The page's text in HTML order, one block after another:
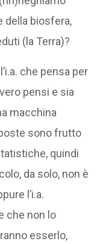
della biosfera,
(la Terra)?
che pensa per
pensi e sia
macchina
sono frutto
quindi
da solo, non è
l’i.a.
che non lo
esserlo,